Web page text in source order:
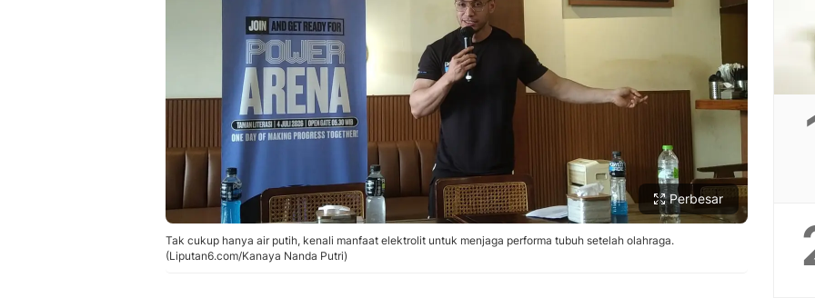
Perbesar
Tak cukup hanya air putih, kenali manfaat elektrolit untuk menjaga performa tubuh setelah olahraga.
(Liputan6.com/Kanaya Nanda Putri)